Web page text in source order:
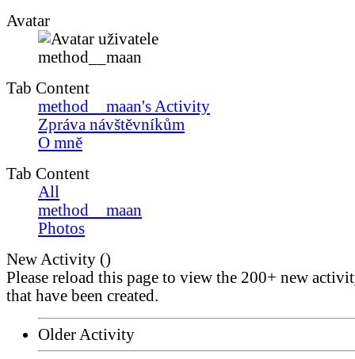
Avatar
Tab Content
method__maan's Activity
Zpráva návštěvníkům
O mně
Tab Content
All
method__maan
Photos
New Activity ()
Please reload this page to view the 200+ new
that have been created.
Older Activity